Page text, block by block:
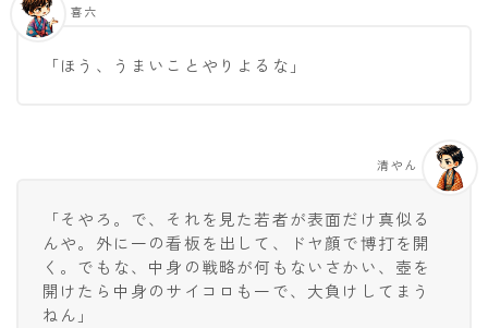
「ほう、うまいことやりよるな」
喜六
「そやろ。で、それを見た若者が表面だけ真似る
んや。外に一の看板を出して、ドヤ顔で博打を開
く。でもな、中身の戦略が何もないさかい、壺を
開けたら中身のサイコロも一で、大負けしてまう
ねん」
清やん